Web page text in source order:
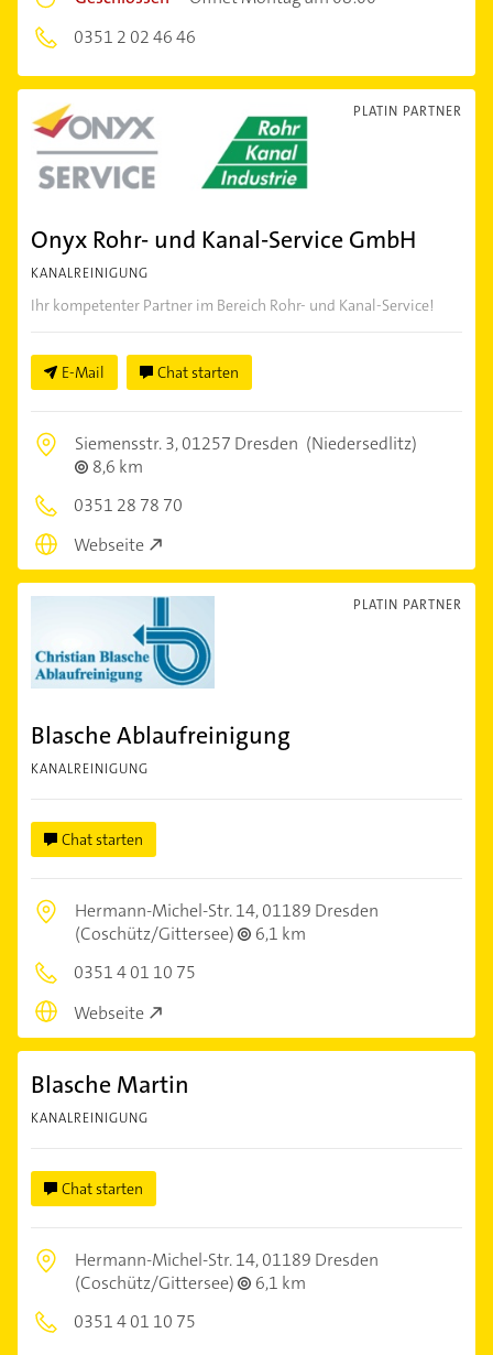
0351 2 02 46 46
PLATIN PARTNER
Onyx Rohr- und Kanal-Service GmbH
KANALREINIGUNG
Ihr kompetenter Partner im Bereich Rohr- und Kanal-Service!
E-Mail Chat starten
Siemensstr. 3,01257 Dresden (Niedersedlitz)
8,6 km
0351 28 78 70
Webseite
PLATIN PARTNER
Blasche Ablaufreinigung
KANALREINIGUNG
Chat starten
Hermann-Michel-Str. 14,01189 Dresden
(Coschütz/Gittersee)
6,1 km
0351 4 01 10 75
Webseite
Blasche Martin
KANALREINIGUNG
Chat starten
Hermann-Michel-Str. 14,01189 Dresden
(Coschütz/Gittersee)
6,1 km
0351 4 01 10 75